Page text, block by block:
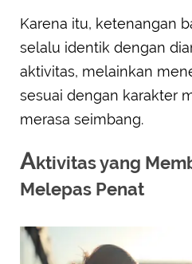
Karena itu, ketenangan
selalu identik dengan
aktivitas, melainkan
sesuai dengan karakter
merasa seimbang.
Aktivitas yang
Melepas Penat